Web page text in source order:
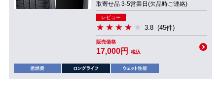
取寄せ品 3-5営業日(欠品時ご連絡)
レビュー
3.8 (45件)
販売価格
17,000円 税込